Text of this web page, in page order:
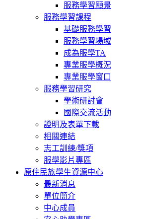
服務學習願景
服務學習課程
基礎服務學習
服務學習場域
成為服學TA
專業服學概況
專業服學窗口
服務學習研究
學術研討會
國際交流活動
證明及表單下載
相關連結
志工訓練/獎項
服學影片專區
原住民族學生資源中心
最新消息
單位簡介
中心成員